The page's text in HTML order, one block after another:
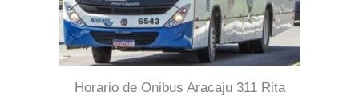
Horario de Onibus Aracaju 311 Rita